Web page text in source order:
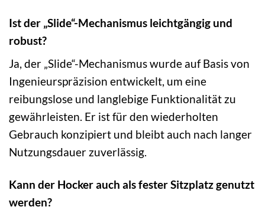
Ist der „Slide“-Mechanismus leichtgängig und
robust?
Ja, der „Slide“-Mechanismus wurde auf Basis von
Ingenieurspräzision entwickelt, um eine
reibungslose und langlebige Funktionalität zu
gewährleisten. Er ist für den wiederholten
Gebrauch konzipiert und bleibt auch nach langer
Nutzungsdauer zuverlässig.
Kann der Hocker auch als fester Sitzplatz genutzt
werden?